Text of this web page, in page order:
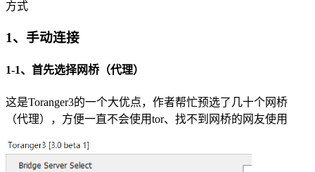
方式
1、手动连接
1-1、首先选择网桥（代理）
这是Toranger3的一个大优点，作者帮忙预选了几十个网桥
（代理），方便一直不会使用tor、找不到网桥的网友使用